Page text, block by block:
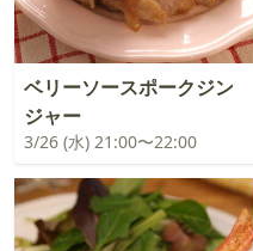
ベリーソースポークジン
ジャー
3/26 (水) 21:00〜22:00